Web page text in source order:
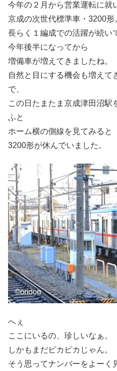
今年の２月から営業運転に就
京成の次世代標準車・3200形
長らく１編成での活躍が続い
今年後半になってから
増備車が増えてきましたね。
自然と目にする機会も増えて
で、
この日たまたま京成津田沼駅
ふと
ホーム横の側線を見てみると
3200形が休んでいました。
へぇ
ここにいるの、珍しいなぁ。
しかもまだピカピカじゃん。
そう思ってナンバーをよーく